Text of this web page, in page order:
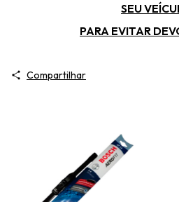
SEU
PARA EVITAR
Compartilhar